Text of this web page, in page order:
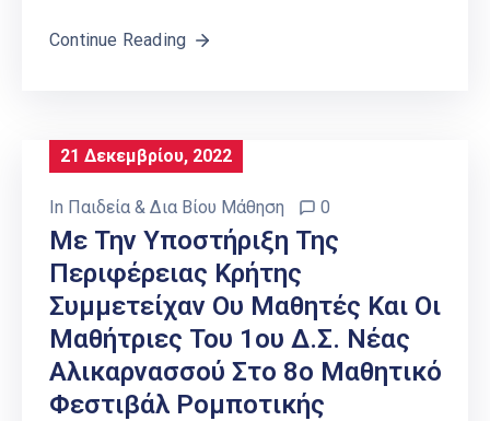
Continue Reading
21 Δεκεμβρίου, 2022
In Παιδεία & Δια Βίου Μάθηση 0
Με Την Υποστήριξη Της
Περιφέρειας Κρήτης
Συμμετείχαν Ου Μαθητές Και Οι
Μαθήτριες Του 1ου Δ.Σ. Νέας
Αλικαρνασσού Στο 8ο Μαθητικό
Φεστιβάλ Ρομποτικής